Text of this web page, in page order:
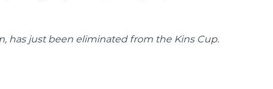
has just been eliminated from the Kins Cup.